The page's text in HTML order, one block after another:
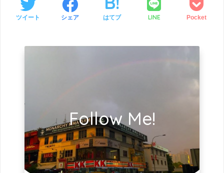
ツイート シェア はてブ LINE Pocket
Follow Me!